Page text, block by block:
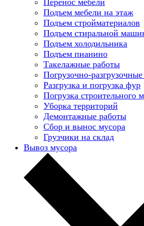
Перенос мебели
Подъем мебели на этаж
Подъем стройматериалов
Подъем стиральной
Подъем холодильника
Подъем пианино
Такелажные работы
Погрузочно-
Разгрузка и погрузка фур
Погрузка строительного
Уборка территорий
Демонтажные работы
Сбор и вынос мусора
Грузчики на склад
Вывоз мусора